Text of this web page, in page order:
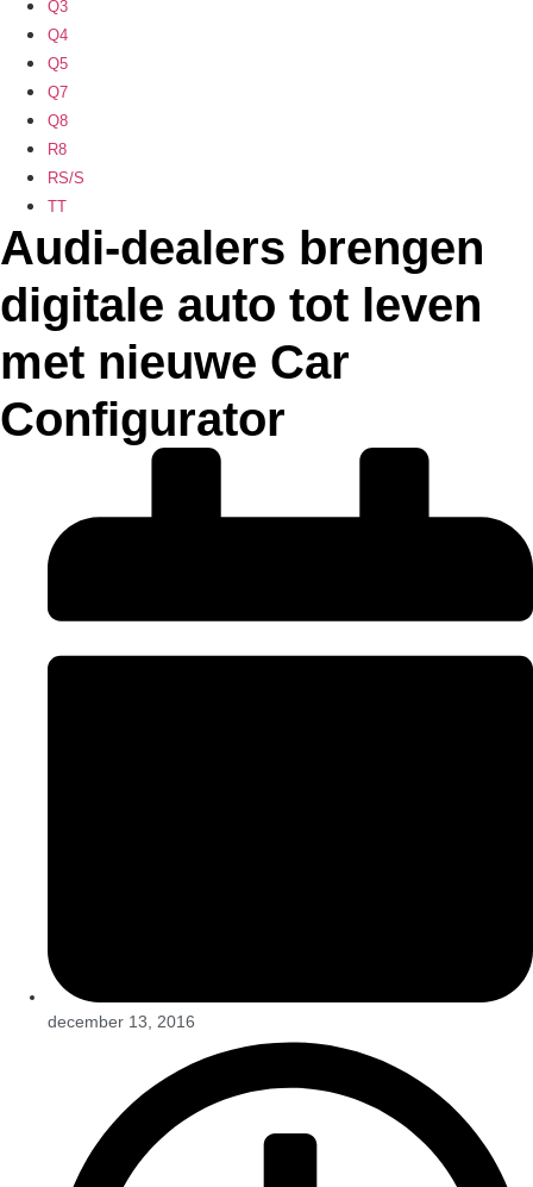
Q3
Q4
Q5
Q7
Q8
R8
RS/S
TT
Audi-dealers brengen
digitale auto tot leven
met nieuwe Car
Configurator
december 13, 2016